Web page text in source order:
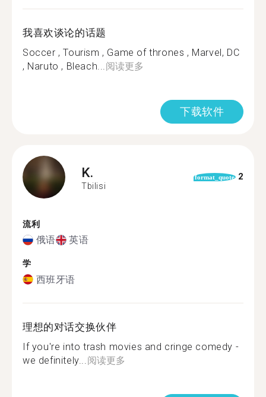
我喜欢谈论的话题
Soccer , Tourism , Game of thrones , Marvel, DC
, Naruto , Bleach... 阅读更多
下载软件
K.
Tbilisi
format_quote 2
流利
俄语 英语
学
西班牙语
理想的对话交换伙伴
If you're into trash movies and cringe comedy -
we definitely... 阅读更多